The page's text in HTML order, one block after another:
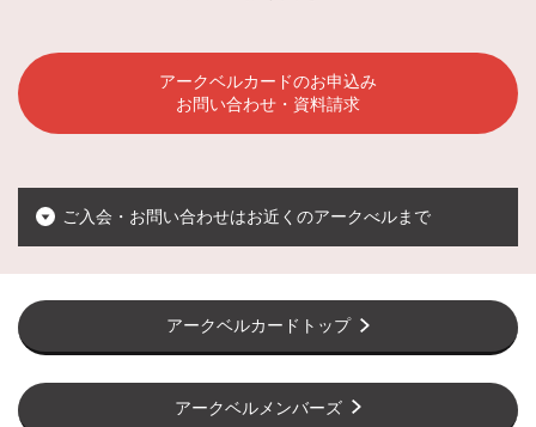
アークベルカードのお申込み
お問い合わせ・資料請求
ご入会・お問い合わせはお近くのアークべルまで
アークベルカードトップ
アークベルメンバーズ